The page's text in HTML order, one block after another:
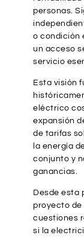
personas.
o condición
un acceso
servicio
Esta visión
eléctrico
expansión
de tarifas
la energía
conjunto y
ganancias.
Desde esta
proyecto de
cuestiones
si la